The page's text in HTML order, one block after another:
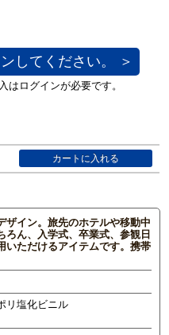
してください。 ＞
ザイン。旅先のホテルや移動中
ん、入学式、卒業式、参観日
いただけるアイテムです。携帯
リ塩化ビニル